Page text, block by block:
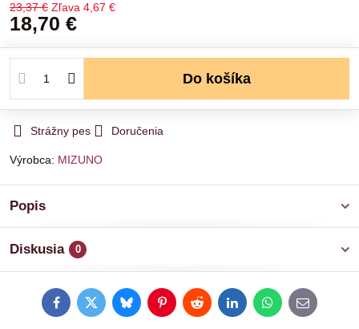
23,37 € Zľava 4,67 €
18,70 €
Do košíka
Strážny pes Doručenia
Výrobca: MIZUNO
Popis
Diskusia 0
FacebookTwitterBlueskyPinterestRedditLinkedInWhatsApp
E-
mail